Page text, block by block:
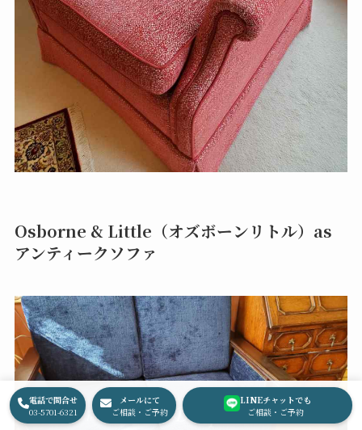
Osborne & Little（オズボーンリトル）as
アンティークソファ
電話で問合せ
03-5701-6321
メールにて
ご相談・ご予約
LINEチャットでも
ご相談・ご予約